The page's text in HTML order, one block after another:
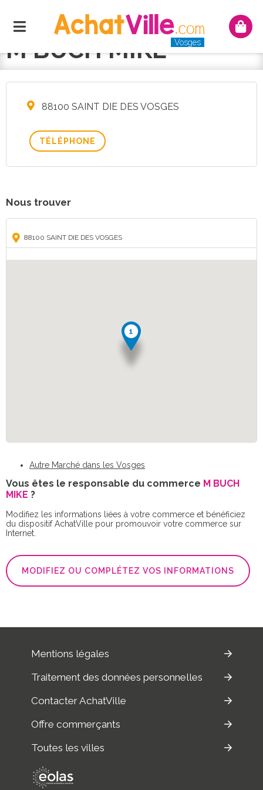
Menu
Vosges
Mon
panier
M BUCH MIKE
88100 SAINT DIE DES VOSGES
TÉLÉPHONE
Nous trouver
88100 SAINT DIE DES VOSGES
Autre Marché dans les Vosges
Vous êtes le responsable du commerce M BUCH
MIKE ?
Modifiez les informations liées à votre commerce et bénéficiez
du dispositif AchatVille pour promouvoir votre commerce sur
Internet.
MODIFIEZ OU COMPLÉTEZ VOS INFORMATIONS
Mentions légales
Traitement des données personnelles
Contacter AchatVille
Offre commerçants
Toutes les villes